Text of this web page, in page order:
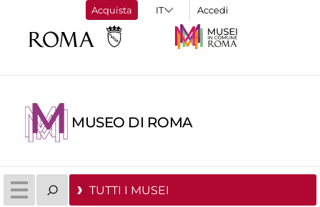
Acquista Accedi
MUSEO DI ROMA
TUTTI I MUSEI